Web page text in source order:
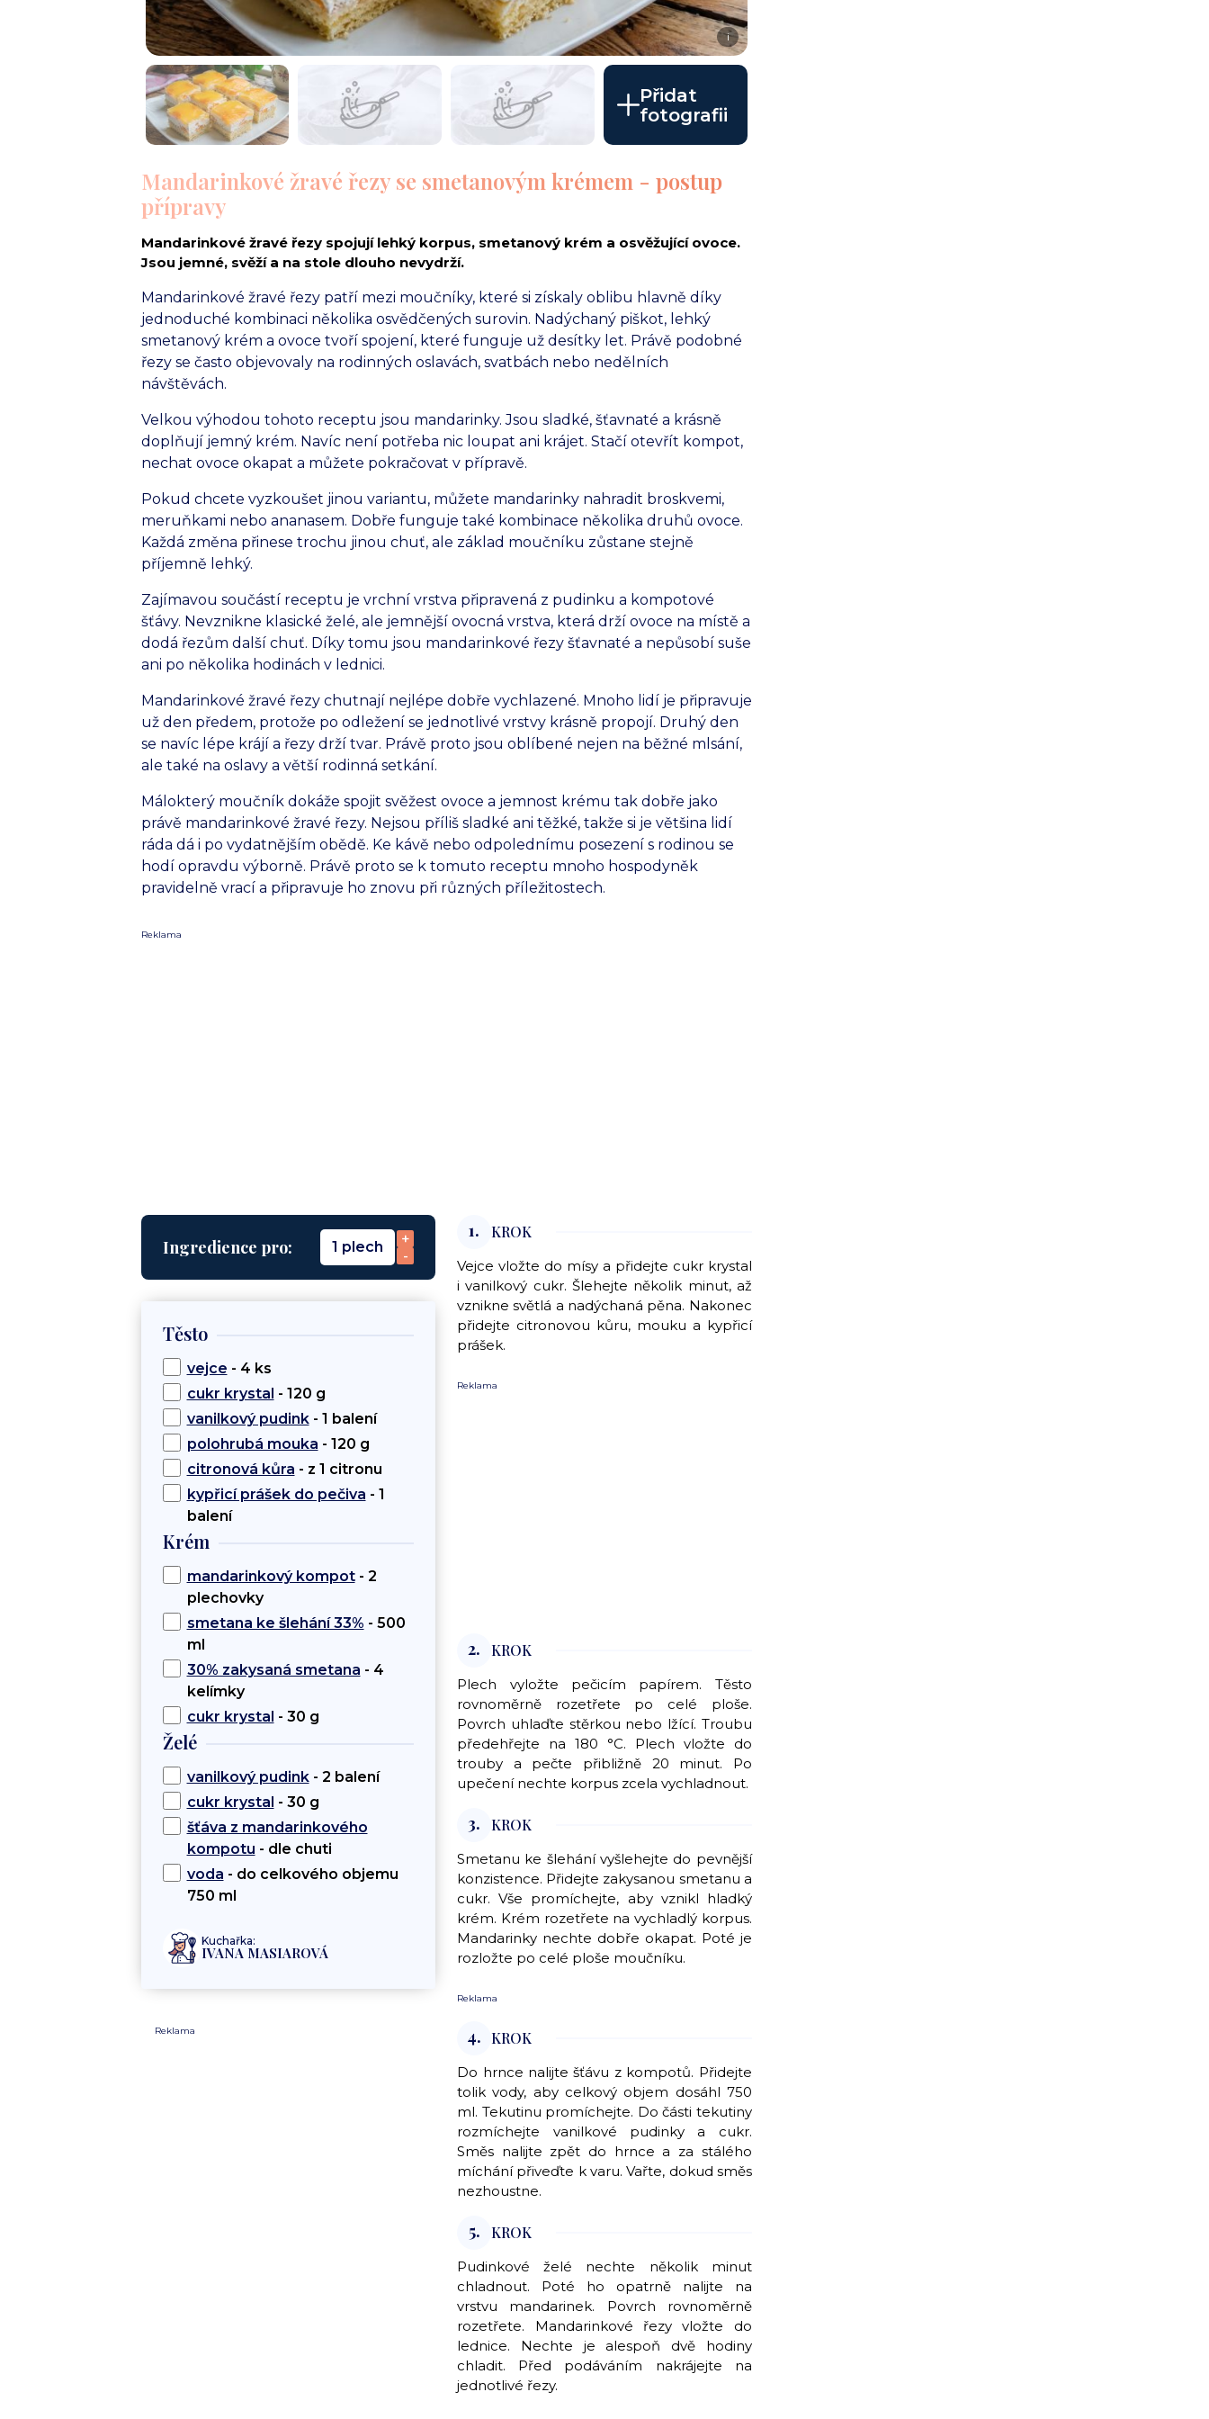
i
Přidat
fotografii
Mandarinkové žravé řezy se smetanovým krémem - postup
přípravy
Mandarinkové žravé řezy spojují lehký korpus, smetanový krém a osvěžující ovoce.
Jsou jemné, svěží a na stole dlouho nevydrží.
Mandarinkové žravé řezy patří mezi moučníky, které si získaly oblibu hlavně díky
jednoduché kombinaci několika osvědčených surovin. Nadýchaný piškot, lehký
smetanový krém a ovoce tvoří spojení, které funguje už desítky let. Právě podobné
řezy se často objevovaly na rodinných oslavách, svatbách nebo nedělních
návštěvách.
Velkou výhodou tohoto receptu jsou mandarinky. Jsou sladké, šťavnaté a krásně
doplňují jemný krém. Navíc není potřeba nic loupat ani krájet. Stačí otevřít kompot,
nechat ovoce okapat a můžete pokračovat v přípravě.
Pokud chcete vyzkoušet jinou variantu, můžete mandarinky nahradit broskvemi,
meruňkami nebo ananasem. Dobře funguje také kombinace několika druhů ovoce.
Každá změna přinese trochu jinou chuť, ale základ moučníku zůstane stejně
příjemně lehký.
Zajímavou součástí receptu je vrchní vrstva připravená z pudinku a kompotové
šťávy. Nevznikne klasické želé, ale jemnější ovocná vrstva, která drží ovoce na místě a
dodá řezům další chuť. Díky tomu jsou mandarinkové řezy šťavnaté a nepůsobí suše
ani po několika hodinách v lednici.
Mandarinkové žravé řezy chutnají nejlépe dobře vychlazené. Mnoho lidí je připravuje
už den předem, protože po odležení se jednotlivé vrstvy krásně propojí. Druhý den
se navíc lépe krájí a řezy drží tvar. Právě proto jsou oblíbené nejen na běžné mlsání,
ale také na oslavy a větší rodinná setkání.
Málokterý moučník dokáže spojit svěžest ovoce a jemnost krému tak dobře jako
právě mandarinkové žravé řezy. Nejsou příliš sladké ani těžké, takže si je většina lidí
ráda dá i po vydatnějším obědě. Ke kávě nebo odpolednímu posezení s rodinou se
hodí opravdu výborně. Právě proto se k tomuto receptu mnoho hospodyněk
pravidelně vrací a připravuje ho znovu při různých příležitostech.
Reklama
Ingredience pro: 1 plech
+
-
Těsto
vejce - 4 ks
cukr krystal - 120 g
vanilkový pudink- 1 balení
polohrubá mouka - 120 g
citronová kůra - z 1 citronu
kypřicí prášek do pečiva - 1
balení
Krém
mandarinkový kompot- 2
plechovky
smetana ke šlehání 33% - 500
ml
30% zakysaná smetana - 4
kelímky
cukr krystal - 30 g
Želé
vanilkový pudink- 2 balení
cukr krystal - 30 g
šťáva z mandarinkového
kompotu - dle chuti
voda - do celkového objemu
750 ml
Kuchařka:
IVANA MASIAROVÁ
Reklama
1. KROK
Vejce vložte do mísy a přidejte cukr krystal
i vanilkový cukr. Šlehejte několik minut, až
vznikne světlá a nadýchaná pěna. Nakonec
přidejte citronovou kůru, mouku a kypřicí
prášek.
Reklama
2. KROK
Plech vyložte pečicím papírem. Těsto
rovnoměrně rozetřete po celé ploše.
Povrch uhlaďte stěrkou nebo lžící. Troubu
předehřejte na 180 °C. Plech vložte do
trouby a pečte přibližně 20 minut. Po
upečení nechte korpus zcela vychladnout.
3. KROK
Smetanu ke šlehání vyšlehejte do pevnější
konzistence. Přidejte zakysanou smetanu a
cukr. Vše promíchejte, aby vznikl hladký
krém. Krém rozetřete na vychladlý korpus.
Mandarinky nechte dobře okapat. Poté je
rozložte po celé ploše moučníku.
Reklama
4. KROK
Do hrnce nalijte šťávu z kompotů. Přidejte
tolik vody, aby celkový objem dosáhl 750
ml. Tekutinu promíchejte. Do části tekutiny
rozmíchejte vanilkové pudinky a cukr.
Směs nalijte zpět do hrnce a za stálého
míchání přiveďte k varu. Vařte, dokud směs
nezhoustne.
5. KROK
Pudinkové želé nechte několik minut
chladnout. Poté ho opatrně nalijte na
vrstvu mandarinek. Povrch rovnoměrně
rozetřete. Mandarinkové řezy vložte do
lednice. Nechte je alespoň dvě hodiny
chladit. Před podáváním nakrájejte na
jednotlivé řezy.